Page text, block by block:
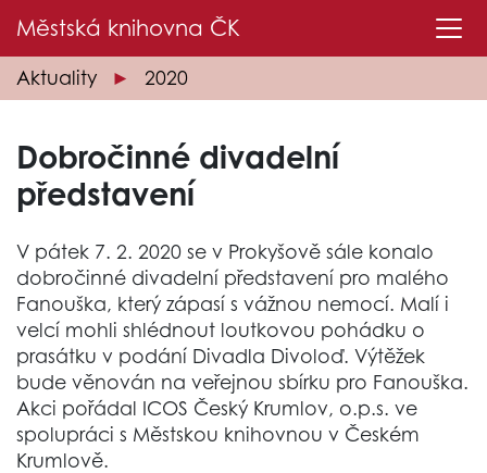
Městská knihovna ČK
Aktuality 2020
Dobročinné divadelní
představení
V pátek 7. 2. 2020 se v Prokyšově sále konalo
dobročinné divadelní představení pro malého
Fanouška, který zápasí s vážnou nemocí. Malí i
velcí mohli shlédnout loutkovou pohádku o
prasátku v podání Divadla Divoloď. Výtěžek
bude věnován na veřejnou sbírku pro Fanouška.
Akci pořádal ICOS Český Krumlov, o.p.s. ve
spolupráci s Městskou knihovnou v Českém
Krumlově.